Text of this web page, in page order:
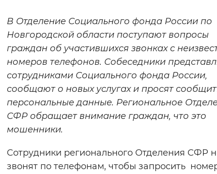
Интервал между буквами
Нормальный Увеличенный
Цвет сайта
Монохромный Инверсивный
Синий фон
Включены Выключены
В Отделение Социального фонда России по
Новгородской области поступают вопросы
граждан об участившихся звонках с
номеров телефонов. Собеседники
сотрудниками Социального фонда России,
сообщают о новых услугах и просят
персональные данные. Региональное
СФР обращает внимание граждан, что это
мошенники.
Сотрудники регионального Отделения СФР
звонят по телефонам, чтобы запросить